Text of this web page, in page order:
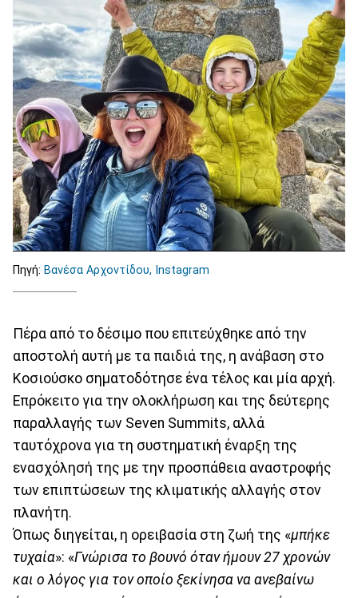
Πηγή: Βανέσα Αρχοντίδου, Instagram
Πέρα από το δέσιμο που επιτεύχθηκε από την
αποστολή αυτή με τα παιδιά της, η ανάβαση στο
Κοσιούσκο σηματοδότησε ένα τέλος και μία αρχή.
Επρόκειτο για την ολοκλήρωση και της δεύτερης
παραλλαγής των Seven Summits, αλλά
ταυτόχρονα για τη συστηματική έναρξη της
ενασχόλησή της με την προσπάθεια αναστροφής
των επιπτώσεων της κλιματικής αλλαγής στον
πλανήτη.
Όπως διηγείται, η ορειβασία στη ζωή της «μπήκε
τυχαία»: «Γνώρισα το βουνό όταν ήμουν 27 χρονών
και ο λόγος για τον οποίο ξεκίνησα να ανεβαίνω